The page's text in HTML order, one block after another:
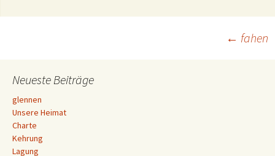
Navigation
← fahen
Neueste Beiträge
glennen
Unsere Heimat
Charte
Kehrung
Lagung